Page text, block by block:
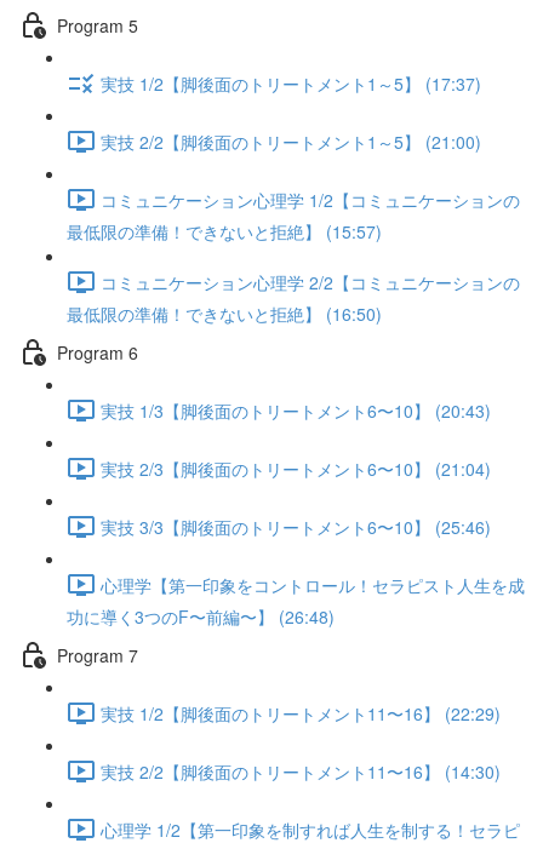
Program 5
実技 1/2【脚後面のトリートメント1～5】 (17:37)
実技 2/2【脚後面のトリートメント1～5】 (21:00)
コミュニケーション心理学 1/2【コミュニケーションの
最低限の準備！できないと拒絶】 (15:57)
コミュニケーション心理学 2/2【コミュニケーションの
最低限の準備！できないと拒絶】 (16:50)
Program 6
実技 1/3【脚後面のトリートメント6〜10】 (20:43)
実技 2/3【脚後面のトリートメント6〜10】 (21:04)
実技 3/3【脚後面のトリートメント6〜10】 (25:46)
心理学【第一印象をコントロール！セラピスト人生を成
功に導く3つのF〜前編〜】 (26:48)
Program 7
実技 1/2【脚後面のトリートメント11〜16】 (22:29)
実技 2/2【脚後面のトリートメント11〜16】 (14:30)
心理学 1/2【第一印象を制すれば人生を制する！セラピ